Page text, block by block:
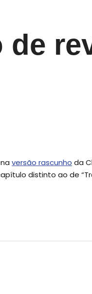
versão rascunho da
distinto ao de